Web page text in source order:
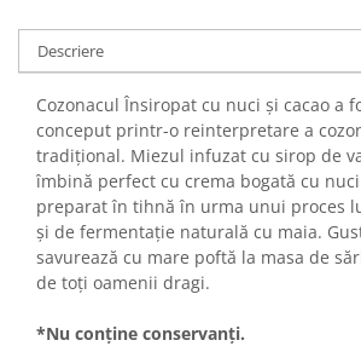
Croissant
Croissant Duofino
Croissant cu maia
Cornulete
Boromele
Cornulete fragede
Pasca
Pasca Fresh
Cereale
Paine
Descriere
Cozonacul Însiropat cu nuci și cacao a
conceput printr-o reinterpretare a
tradițional. Miezul infuzat cu sirop de
îmbină perfect cu crema bogată cu nuci
preparat în tihnă în urma unui proces
și de fermentație naturală cu maia.
savurează cu mare poftă la masa de
de toți oamenii dragi.
*Nu conține conservanți.